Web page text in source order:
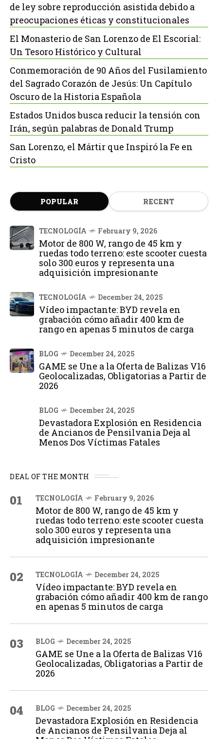
de ley sobre reproducción asistida debido a
preocupaciones éticas y constitucionales
El Monasterio de San Lorenzo de El Escorial:
Un Tesoro Histórico y Cultural
Conmemoración de 90 Años del Fusilamiento
del Sagrado Corazón de Jesús: Un Capítulo
Oscuro de la Historia Española
Estados Unidos busca reducir la tensión con
Irán, según palabras de Donald Trump
San Lorenzo, el Mártir que Inspiró la Fe en
Cristo
POPULAR RECENT
TECNOLOGÍA February 9, 2026
Motor de 800 W, rango de 45 km y
ruedas todo terreno: este scooter cuesta
solo 300 euros y representa una
adquisición impresionante
TECNOLOGÍA December 24, 2025
Vídeo impactante: BYD revela en
grabación cómo añadir 400 km de
rango en apenas 5 minutos de carga
BLOG December 24, 2025
GAME se Une a la Oferta de Balizas V16
Geolocalizadas, Obligatorias a Partir de
2026
BLOG December 24, 2025
Devastadora Explosión en Residencia
de Ancianos de Pensilvania Deja al
Menos Dos Víctimas Fatales
DEAL OF THE MONTH
01 TECNOLOGÍA February 9, 2026
Motor de 800 W, rango de 45 km y
ruedas todo terreno: este scooter cuesta
solo 300 euros y representa una
adquisición impresionante
02 TECNOLOGÍA December 24, 2025
Vídeo impactante: BYD revela en
grabación cómo añadir 400 km de rango
en apenas 5 minutos de carga
03 BLOG December 24, 2025
GAME se Une a la Oferta de Balizas V16
Geolocalizadas, Obligatorias a Partir de
2026
04 BLOG December 24, 2025
Devastadora Explosión en Residencia
de Ancianos de Pensilvania Deja al